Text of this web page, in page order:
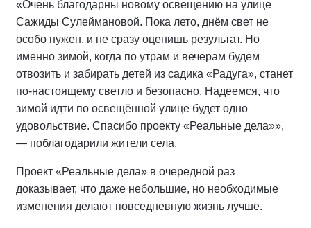
«Очень благодарны новому освещению на улице
Сажиды Сулеймановой. Пока лето, днём свет не
особо нужен, и не сразу оценишь результат. Но
именно зимой, когда по утрам и вечерам будем
отвозить и забирать детей из садика «Радуга», станет
по-настоящему светло и безопасно. Надеемся, что
зимой идти по освещённой улице будет одно
удовольствие. Спасибо проекту «Реальные дела»»,
— поблагодарили жители села.
Проект «Реальные дела» в очередной раз
доказывает, что даже небольшие, но необходимые
изменения делают повседневную жизнь лучше.